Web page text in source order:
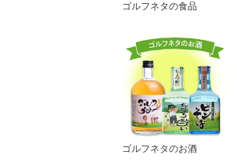
ゴルフネタの食品
ゴルフネタのお酒